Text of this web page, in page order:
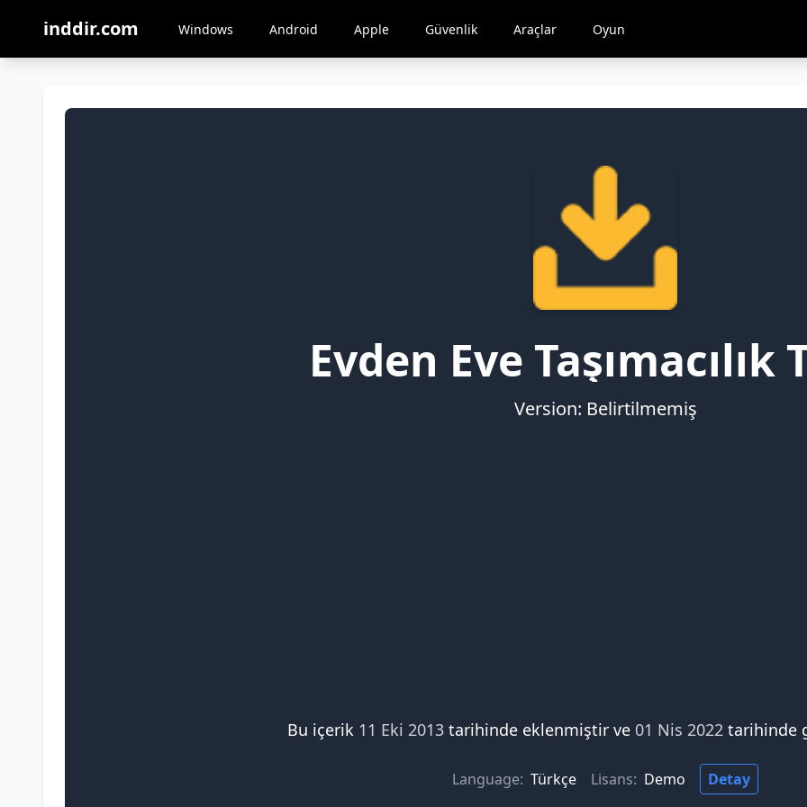
inddir.com Windows Android Apple Güvenlik Araçlar Oyun
Evden Eve Taşımacılık
Version: Belirtilmemiş
Bu içerik 11 Eki 2013 tarihinde eklenmiştir ve 01 Nis 2022 tarihinde
Language: Türkçe Lisans: Demo Detay